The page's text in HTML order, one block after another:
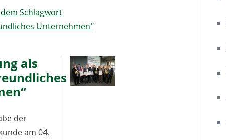
Schlagwort
Unternehmen"
als
der
am 04.